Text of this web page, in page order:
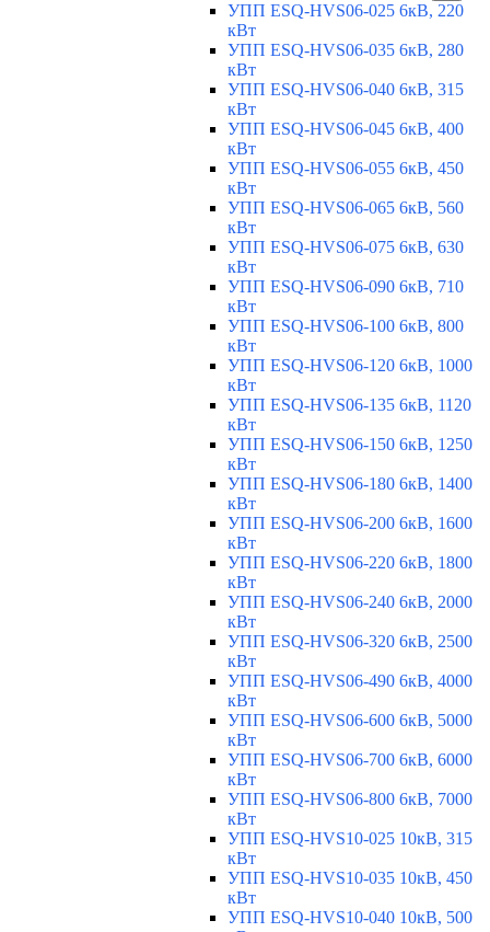
УПП ESQ-HVS06-025 6кВ, 220
кВт
УПП ESQ-HVS06-035 6кВ, 280
кВт
УПП ESQ-HVS06-040 6кВ, 315
кВт
УПП ESQ-HVS06-045 6кВ, 400
кВт
УПП ESQ-HVS06-055 6кВ, 450
кВт
УПП ESQ-HVS06-065 6кВ, 560
кВт
УПП ESQ-HVS06-075 6кВ, 630
кВт
УПП ESQ-HVS06-090 6кВ, 710
кВт
УПП ESQ-HVS06-100 6кВ, 800
кВт
УПП ESQ-HVS06-120 6кВ, 1000
кВт
УПП ESQ-HVS06-135 6кВ, 1120
кВт
УПП ESQ-HVS06-150 6кВ, 1250
кВт
УПП ESQ-HVS06-180 6кВ, 1400
кВт
УПП ESQ-HVS06-200 6кВ, 1600
кВт
УПП ESQ-HVS06-220 6кВ, 1800
кВт
УПП ESQ-HVS06-240 6кВ, 2000
кВт
УПП ESQ-HVS06-320 6кВ, 2500
кВт
УПП ESQ-HVS06-490 6кВ, 4000
кВт
УПП ESQ-HVS06-600 6кВ, 5000
кВт
УПП ESQ-HVS06-700 6кВ, 6000
кВт
УПП ESQ-HVS06-800 6кВ, 7000
кВт
УПП ESQ-HVS10-025 10кВ, 315
кВт
УПП ESQ-HVS10-035 10кВ, 450
кВт
УПП ESQ-HVS10-040 10кВ, 500